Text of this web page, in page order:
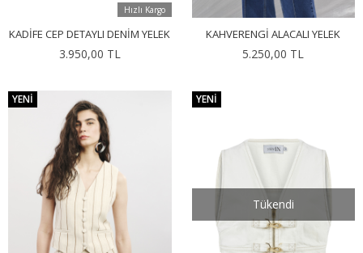
Hızlı Kargo
KADIFE CEP DETAYLI DENIM YELEK
3.950,00 TL
KAHVERENGI ALACALI YELEK
5.250,00 TL
YENI
Tükendi
YENI